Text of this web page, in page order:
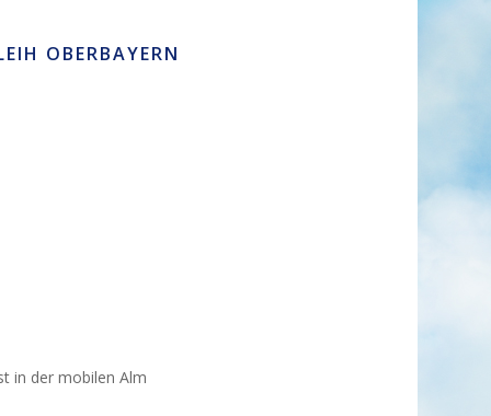
OBERBAYERN
in der mobilen Alm